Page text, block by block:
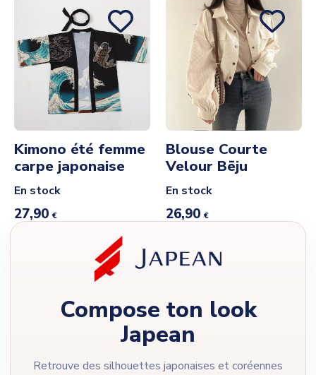
Kimono été femme
carpe japonaise
En stock
27,90 €
Blouse Courte
Velour Bēju
En stock
26,90 €
Compose ton look
Japean
Retrouve des silhouettes japonaises et coréennes